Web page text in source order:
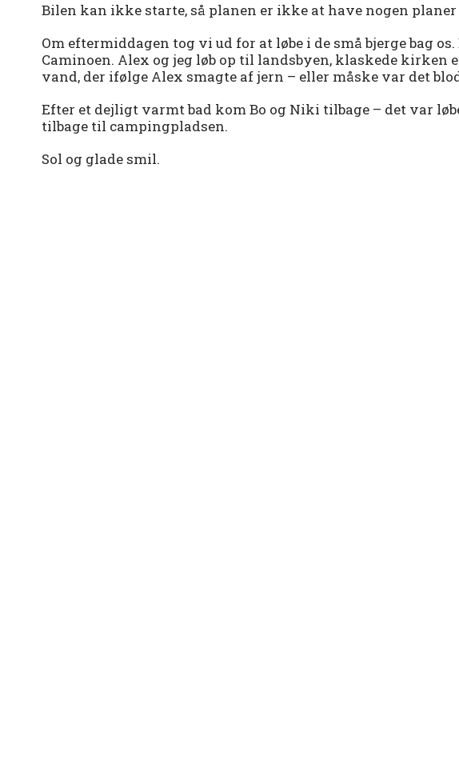
Bilen kan ikke starte, så planen er ikke at have nogen planer
Om eftermiddagen tog vi ud for at løbe i de små bjerge bag
Caminoen. Alex og jeg løb op til landsbyen, klaskede kirken
vand, der ifølge Alex smagte af jern – eller måske var det
Efter et dejligt varmt bad kom Bo og Niki tilbage – det var
tilbage til campingpladsen.
Sol og glade smil.